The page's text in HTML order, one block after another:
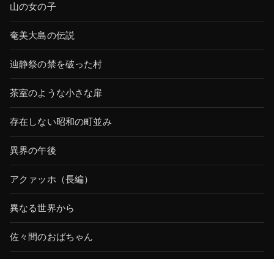
山の女の子
奄美大島の伝説
辿静祭の禁を破った村
茶室のような小さな扉
存在しない昭和の町並み
異界の午後
アクァッホ（長編）
異なる世界から
佐々間のおばちゃん